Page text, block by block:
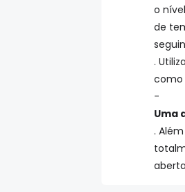
o
de
.
como
-
Uma
.